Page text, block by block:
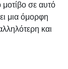
σε αυτό
μια όμορφη
και